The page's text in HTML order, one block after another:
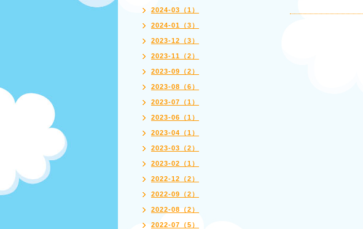
2024-03（1）
2024-01（3）
2023-12（3）
2023-11（2）
2023-09（2）
2023-08（6）
2023-07（1）
2023-06（1）
2023-04（1）
2023-03（2）
2023-02（1）
2022-12（2）
2022-09（2）
2022-08（2）
2022-07（5）